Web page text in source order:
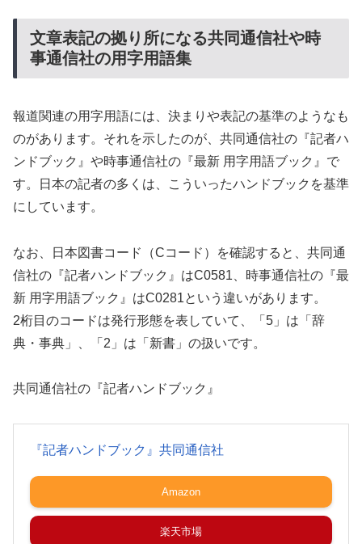
文章表記の拠り所になる共同通信社や時
事通信社の用字用語集
報道関連の用字用語には、決まりや表記の基準のようなも
のがあります。それを示したのが、共同通信社の『記者ハ
ンドブック』や時事通信社の『最新 用字用語ブック』で
す。日本の記者の多くは、こういったハンドブックを基準
にしています。
なお、日本図書コード（Cコード）を確認すると、共同通
信社の『記者ハンドブック』はC0581、時事通信社の『最
新 用字用語ブック』はC0281という違いがあります。
2桁目のコードは発行形態を表していて、「5」は「辞
典・事典」、「2」は「新書」の扱いです。
共同通信社の『記者ハンドブック』
『記者ハンドブック』共同通信社
Amazon
楽天市場